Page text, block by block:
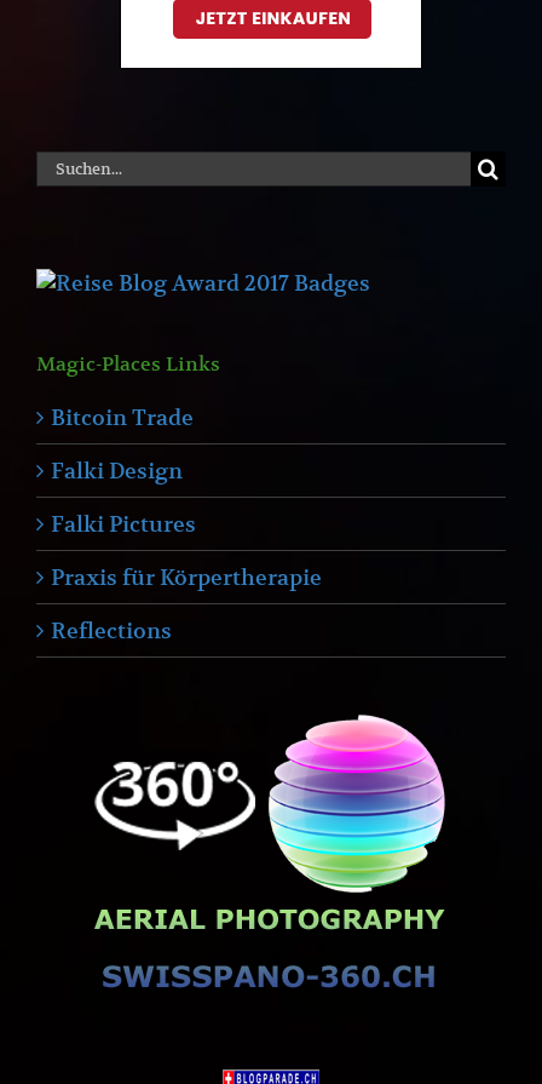
Suche
nach:
Magic-Places Links
Bitcoin Trade
Falki Design
Falki Pictures
Praxis für Körpertherapie
Reflections